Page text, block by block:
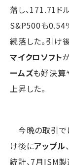
落し、171.71ド
S&P500も0.54
続落した。引け
マイクロソフト
ームズも好決算
上昇した。
今晩の取引で
け後にアップル、
統計、7月ISM